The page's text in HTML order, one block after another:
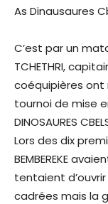
As Dinausaures
C’est par un
TCHETHRI,
coéquipières ont
tournoi de mise
DINOSAURES
Lors des dix
BEMBEREKE
tentaient
cadrées mais la